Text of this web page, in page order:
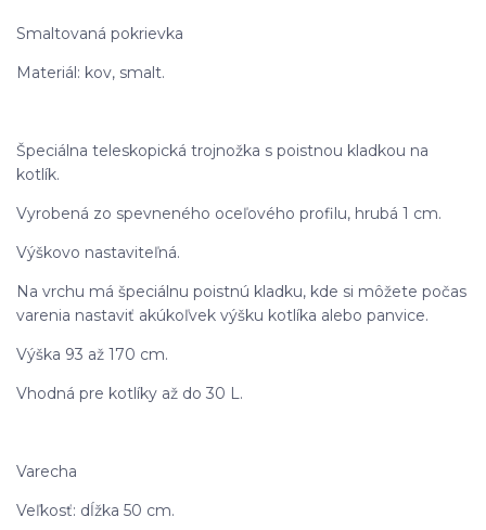
Smaltovaná pokrievka
Materiál: kov, smalt.
Špeciálna teleskopická trojnožka s poistnou kladkou na
kotlík.
Vyrobená zo spevneného oceľového profilu, hrubá 1 cm.
Výškovo nastaviteľná.
Na vrchu má špeciálnu poistnú kladku, kde si môžete počas
varenia nastaviť akúkoľvek výšku kotlíka alebo panvice.
Výška 93 až 170 cm.
Vhodná pre kotlíky až do 30 L.
Varecha
Veľkosť: dĺžka 50 cm.